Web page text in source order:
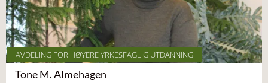
AVDELING FOR HØYERE YRKESFAGLIG UTDANNING
Tone M. Almehagen